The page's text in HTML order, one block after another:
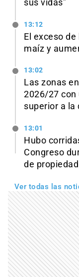
sus vidas”
13:12
El exceso
maíz y
13:02
Las zonas
2026/27 con
superior a la
13:01
Hubo
Congreso
de
Ver todas las